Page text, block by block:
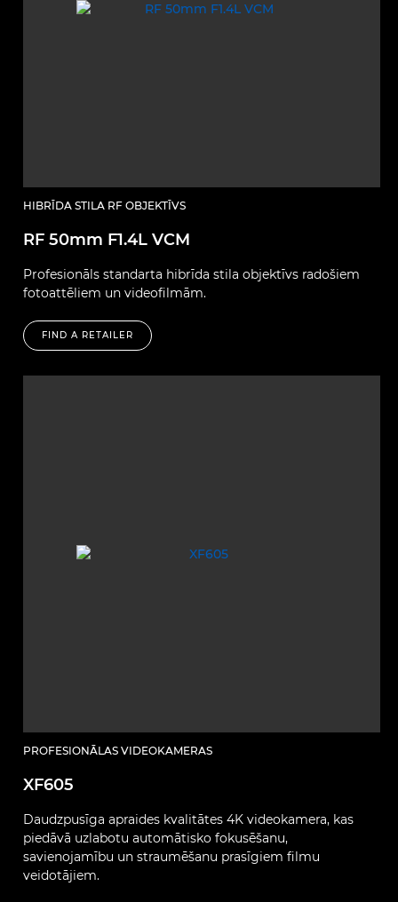
HIBRĪDA STILA RF OBJEKTĪVS
RF 50mm F1.4L VCM
Profesionāls standarta hibrīda stila objektīvs radošiem
fotoattēliem un videofilmām.
FIND A RETAILER
PROFESIONĀLAS VIDEOKAMERAS
XF605
Daudzpusīga apraides kvalitātes 4K videokamera, kas
piedāvā uzlabotu automātisko fokusēšanu,
savienojamību un straumēšanu prasīgiem filmu
veidotājiem.